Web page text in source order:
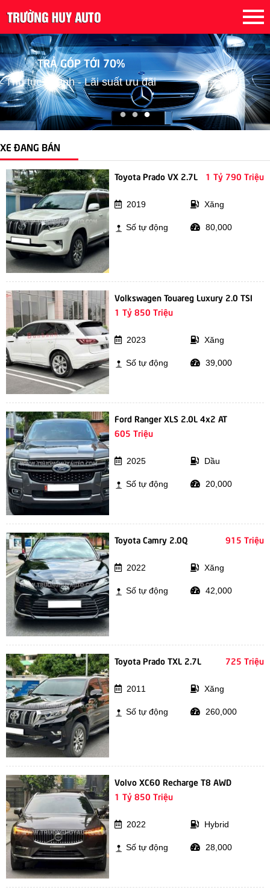
TRẢ GÓP TỚI 70%
Thủ tục nhanh - Lãi suất ưu đãi
XE ĐANG BÁN
Toyota Prado VX 2.7L 1 Tỷ 790 Triệu
2019 Xăng
Số tự động 80,000
Volkswagen Touareg Luxury 2.0 TSI
1 Tỷ 850 Triệu
2023 Xăng
Số tự động 39,000
Ford Ranger XLS 2.0L 4x2 AT
605 Triệu
2025 Dầu
Số tự động 20,000
Toyota Camry 2.0Q 915 Triệu
2022 Xăng
Số tự động 42,000
Toyota Prado TXL 2.7L 725 Triệu
2011 Xăng
Số tự động 260,000
Volvo XC60 Recharge T8 AWD
1 Tỷ 850 Triệu
2022 Hybrid
Số tự động 28,000